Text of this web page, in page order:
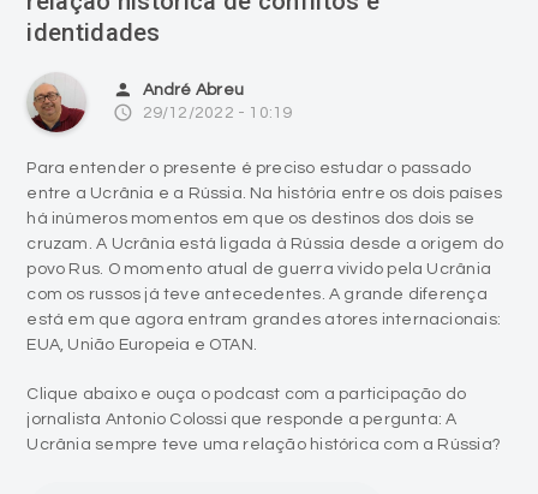
identidades
person André Abreu
access_time 29/12/2022 - 10:19
Para entender o presente é preciso estudar o passado
entre a Ucrânia e a Rússia. Na história entre os dois países
há inúmeros momentos em que os destinos dos dois se
cruzam. A Ucrânia está ligada à Rússia desde a origem do
povo Rus. O momento atual de guerra vivido pela Ucrânia
com os russos já teve antecedentes. A grande diferença
está em que agora entram grandes atores internacionais:
EUA, União Europeia e OTAN.
Clique abaixo e ouça o podcast com a participação do
jornalista Antonio Colossi que responde a pergunta: A
Ucrânia sempre teve uma relação histórica com a Rússia?